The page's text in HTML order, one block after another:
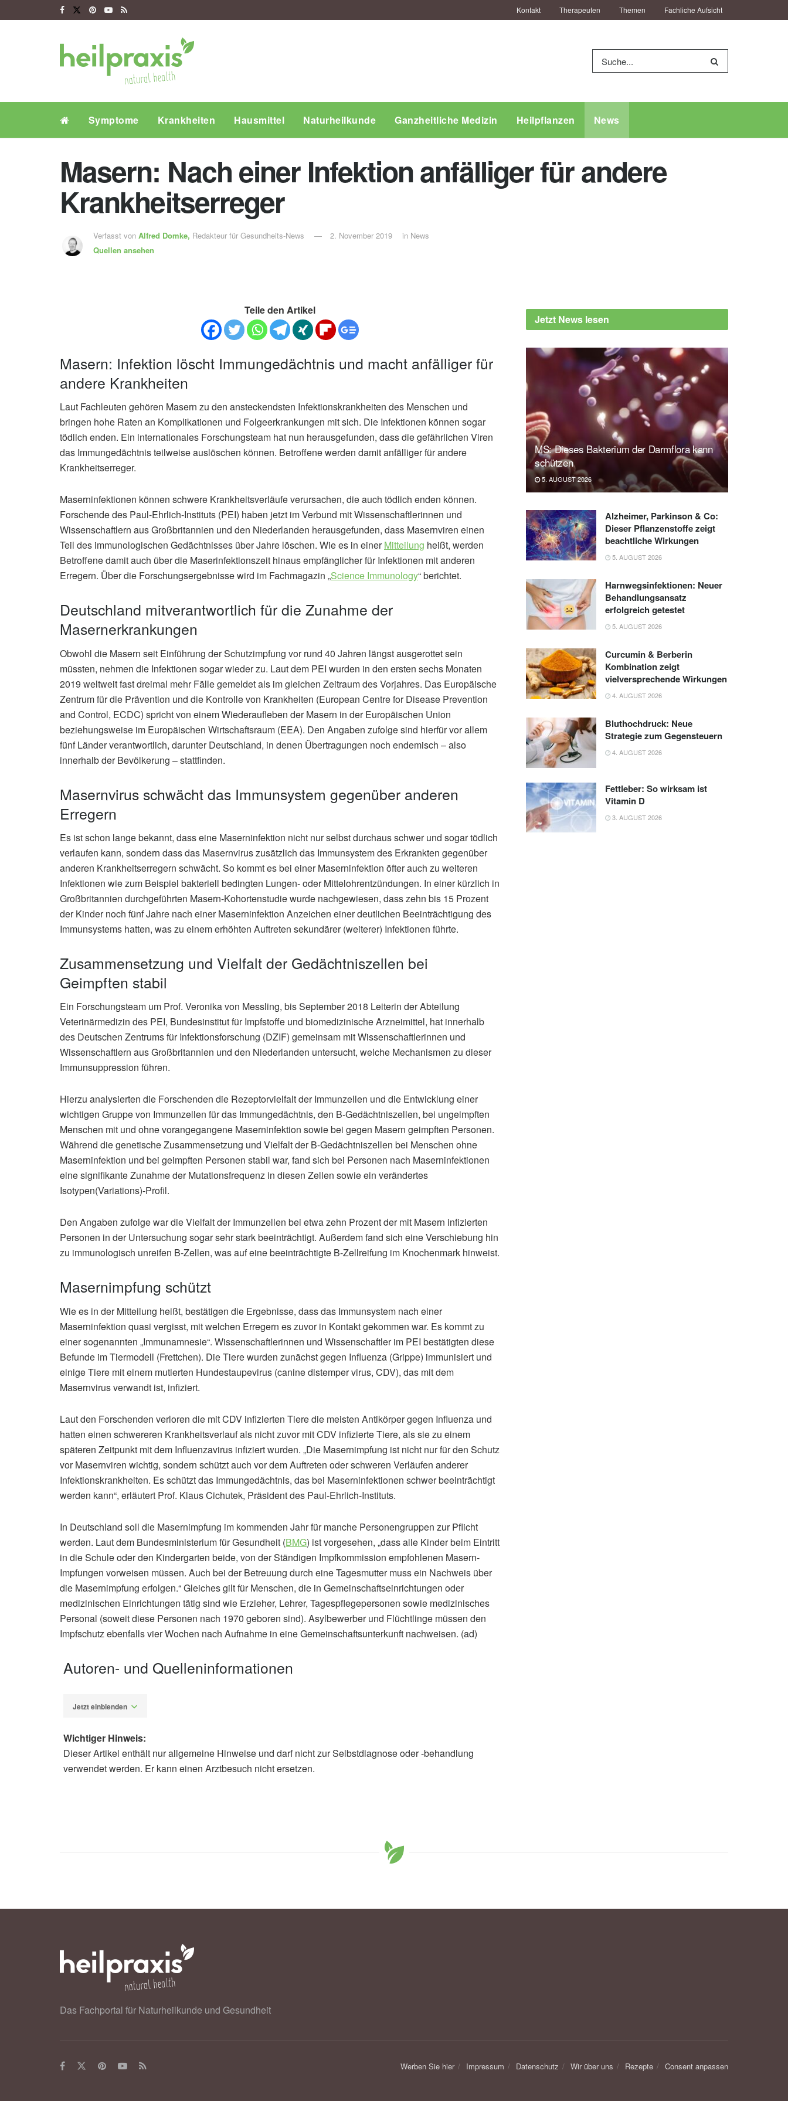
Kontakt Therapeuten Themen Fachliche Aufsicht
Symptome Krankheiten Hausmittel Naturheilkunde Ganzheitliche Medizin Heilpflanzen News
Masern: Nach einer Infektion anfälliger für andere
Krankheitserreger
Verfasst von Alfred Domke, Redakteur für Gesundheits-News
Quellen ansehen
2. November 2019 in News
Teile den Artikel
Masern: Infektion löscht Immungedächtnis und macht anfälliger für
andere Krankheiten
Laut Fachleuten gehören Masern zu den ansteckendsten Infektionskrankheiten des Menschen und
bringen hohe Raten an Komplikationen und Folgeerkrankungen mit sich. Die Infektionen können sogar
tödlich enden. Ein internationales Forschungsteam hat nun herausgefunden, dass die gefährlichen Viren
das Immungedächtnis teilweise auslöschen können. Betroffene werden damit anfälliger für andere
Krankheitserreger.
Maserninfektionen können schwere Krankheitsverläufe verursachen, die auch tödlich enden können.
Forschende des Paul-Ehrlich-Instituts (PEI) haben jetzt im Verbund mit Wissenschaftlerinnen und
Wissenschaftlern aus Großbritannien und den Niederlanden herausgefunden, dass Masernviren einen
Teil des immunologischen Gedächtnisses über Jahre löschen. Wie es in einerMitteilung heißt, werden
Betroffene damit auch über die Maserinfektionszeit hinaus empfänglicher für Infektionen mit anderen
Erregern. Über die Forschungsergebnisse wird im Fachmagazin „Science Immunology“ berichtet.
Deutschland mitverantwortlich für die Zunahme der
Masernerkrankungen
Obwohl die Masern seit Einführung der Schutzimpfung vor rund 40 Jahren längst ausgerottet sein
müssten, nehmen die Infektionen sogar wieder zu. Laut dem PEI wurden in den ersten sechs Monaten
2019 weltweit fast dreimal mehr Fälle gemeldet als im gleichen Zeitraum des Vorjahres. Das Europäische
Zentrum für die Prävention und die Kontrolle von Krankheiten (European Centre for Disease Prevention
and Control, ECDC) spricht von einem Wiederaufleben der Masern in der Europäischen Union
beziehungsweise im Europäischen Wirtschaftsraum (EEA). Den Angaben zufolge sind hierfür vor allem
fünf Länder verantwortlich, darunter Deutschland, in denen Übertragungen noch endemisch – also
innerhalb der Bevölkerung – stattfinden.
Masernvirus schwächt das Immunsystem gegenüber anderen
Erregern
Es ist schon lange bekannt, dass eine Maserninfektion nicht nur selbst durchaus schwer und sogar tödlich
verlaufen kann, sondern dass das Masernvirus zusätzlich das Immunsystem des Erkrankten gegenüber
anderen Krankheitserregern schwächt. So kommt es bei einer Maserninfektion öfter auch zu weiteren
Infektionen wie zum Beispiel bakteriell bedingten Lungen- oder Mittelohrentzündungen. In einer kürzlich in
Großbritannien durchgeführten Masern-Kohortenstudie wurde nachgewiesen, dass zehn bis 15 Prozent
der Kinder noch fünf Jahre nach einer Maserninfektion Anzeichen einer deutlichen Beeinträchtigung des
Immunsystems hatten, was zu einem erhöhten Auftreten sekundärer (weiterer) Infektionen führte.
Zusammensetzung und Vielfalt der Gedächtniszellen bei
Geimpften stabil
Ein Forschungsteam um Prof. Veronika von Messling, bis September 2018 Leiterin der Abteilung
Veterinärmedizin des PEI, Bundesinstitut für Impfstoffe und biomedizinische Arzneimittel, hat innerhalb
des Deutschen Zentrums für Infektionsforschung (DZIF) gemeinsam mit Wissenschaftlerinnen und
Wissenschaftlern aus Großbritannien und den Niederlanden untersucht, welche Mechanismen zu dieser
Immunsuppression führen.
Hierzu analysierten die Forschenden die Rezeptorvielfalt der Immunzellen und die Entwicklung einer
wichtigen Gruppe von Immunzellen für das Immungedächtnis, den B-Gedächtniszellen, bei ungeimpften
Menschen mit und ohne vorangegangene Maserninfektion sowie bei gegen Masern geimpften Personen.
Während die genetische Zusammensetzung und Vielfalt der B-Gedächtniszellen bei Menschen ohne
Maserninfektion und bei geimpften Personen stabil war, fand sich bei Personen nach Maserninfektionen
eine signifikante Zunahme der Mutationsfrequenz in diesen Zellen sowie ein verändertes
Isotypen(Variations)-Profil.
Den Angaben zufolge war die Vielfalt der Immunzellen bei etwa zehn Prozent der mit Masern infizierten
Personen in der Untersuchung sogar sehr stark beeinträchtigt. Außerdem fand sich eine Verschiebung hin
zu immunologisch unreifen B-Zellen, was auf eine beeinträchtigte B-Zellreifung im Knochenmark hinweist.
Masernimpfung schützt
Wie es in der Mitteilung heißt, bestätigen die Ergebnisse, dass das Immunsystem nach einer
Maserninfektion quasi vergisst, mit welchen Erregern es zuvor in Kontakt gekommen war. Es kommt zu
einer sogenannten „Immunamnesie“. Wissenschaftlerinnen und Wissenschaftler im PEI bestätigten diese
Befunde im Tiermodell (Frettchen). Die Tiere wurden zunächst gegen Influenza (Grippe) immunisiert und
einige Tiere mit einem mutierten Hundestaupevirus (canine distemper virus, CDV), das mit dem
Masernvirus verwandt ist, infiziert.
Laut den Forschenden verloren die mit CDV infizierten Tiere die meisten Antikörper gegen Influenza und
hatten einen schwereren Krankheitsverlauf als nicht zuvor mit CDV infizierte Tiere, als sie zu einem
späteren Zeitpunkt mit dem Influenzavirus infiziert wurden. „Die Masernimpfung ist nicht nur für den Schutz
vor Masernviren wichtig, sondern schützt auch vor dem Auftreten oder schweren Verläufen anderer
Infektionskrankheiten. Es schützt das Immungedächtnis, das bei Maserninfektionen schwer beeinträchtigt
werden kann“, erläutert Prof. Klaus Cichutek, Präsident des Paul-Ehrlich-Instituts.
In Deutschland soll die Masernimpfung im kommenden Jahr für manche Personengruppen zur Pflicht
werden. Laut dem Bundesministerium für Gesundheit (BMG) ist vorgesehen, „dass alle Kinder beim Eintritt
in die Schule oder den Kindergarten beide, von der Ständigen Impfkommission empfohlenen Masern-
Impfungen vorweisen müssen. Auch bei der Betreuung durch eine Tagesmutter muss ein Nachweis über
die Masernimpfung erfolgen.“ Gleiches gilt für Menschen, die in Gemeinschaftseinrichtungen oder
medizinischen Einrichtungen tätig sind wie Erzieher, Lehrer, Tagespflegepersonen sowie medizinisches
Personal (soweit diese Personen nach 1970 geboren sind). Asylbewerber und Flüchtlinge müssen den
Impfschutz ebenfalls vier Wochen nach Aufnahme in eine Gemeinschaftsunterkunft nachweisen. (ad)
Autoren- und Quelleninformationen
Jetzt einblenden
Alfred Domke
Bundesministerium für Gesundheit: Impfpflicht soll Kinder vor Masern schützen, (Abruf:
Wichtiger Hinweis:
Dieser Artikel enthält nur allgemeine Hinweise und darf nicht zur Selbstdiagnose oder -behandlung
verwendet werden. Er kann einen Arztbesuch nicht ersetzen.
Jetzt News lesen
MS: Dieses Bakterium der Darmflora kann
schützen
5. AUGUST 2026
Alzheimer, Parkinson & Co:
Dieser Pflanzenstoffe zeigt
beachtliche Wirkungen
5. AUGUST 2026
Harnwegsinfektionen: Neuer
Behandlungsansatz
erfolgreich getestet
5. AUGUST 2026
Curcumin & Berberin
Kombination zeigt
vielversprechende Wirkungen
4. AUGUST 2026
Bluthochdruck: Neue
Strategie zum Gegensteuern
4. AUGUST 2026
Fettleber: So wirksam ist
Vitamin D
3. AUGUST 2026
Das Fachportal für Naturheilkunde und Gesundheit
Werben Sie hier Impressum Datenschutz Wir über uns Rezepte Consent anpassen